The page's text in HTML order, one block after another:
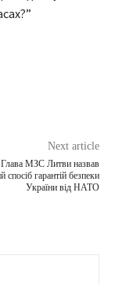
Next article
Глава МЗС Литви назвав
гарантій безпеки
України від НАТО